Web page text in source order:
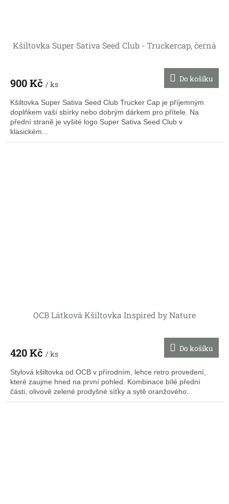
Kšiltovka Super Sativa Seed Club - Truckercap, černá
900 Kč / ks
Do košíku
Kšiltovka Super Sativa Seed Club Trucker Cap je příjemným
doplňkem vaší sbírky nebo dobrým dárkem pro přítele. Na
přední straně je vyšité logo Super Sativa Seed Club v
klasickém...
OCB Látková Kšiltovka Inspired by Nature
420 Kč / ks
Do košíku
Stylová kšiltovka od OCB v přírodním, lehce retro provedení,
které zaujme hned na první pohled. Kombinace bílé přední
části, olivově zelené prodyšné síťky a sytě oranžového...